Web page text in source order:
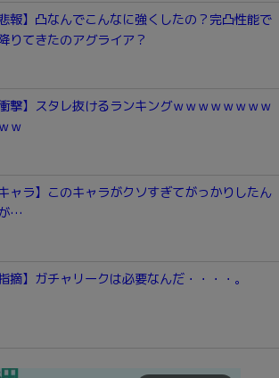
悲報】凸なんでこんなに強くしたの？完凸性能で
りてきたのアグライア？
衝撃】スタレ抜けるランキングｗｗｗｗｗｗｗｗ
ｗ
キャラ】このキャラがクソすぎてがっかりしたん
…
指摘】ガチャリークは必要なんだ・・・・。